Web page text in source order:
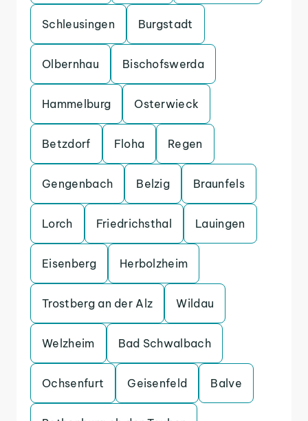
Schleusingen Burgstadt
Olbernhau Bischofswerda
Hammelburg Osterwieck
Betzdorf Floha Regen
Gengenbach Belzig Braunfels
Lorch Friedrichsthal Lauingen
Eisenberg Herbolzheim
Trostberg an der Alz Wildau
Welzheim Bad Schwalbach
Ochsenfurt Geisenfeld Balve